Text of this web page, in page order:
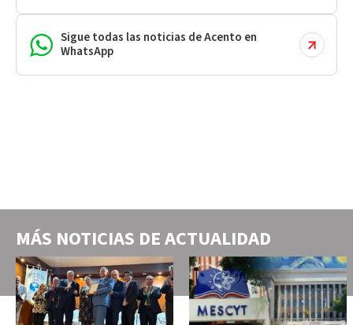
Sigue todas las noticias de Acento en
WhatsApp
MÁS NOTICIAS DEACTUALIDAD